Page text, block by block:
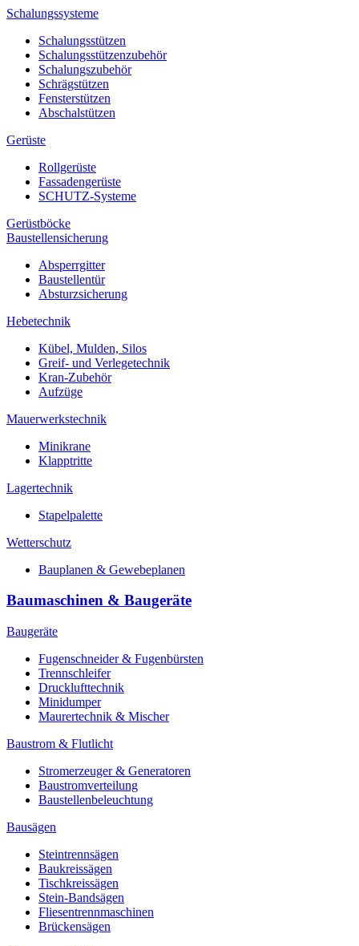
Schalungssysteme
Schalungsstützen
Schalungsstützenzubehör
Schalungszubehör
Schrägstützen
Fensterstützen
Abschalstützen
Gerüste
Rollgerüste
Fassadengerüste
SCHUTZ-Systeme
Gerüstböcke
Baustellensicherung
Absperrgitter
Baustellentür
Absturzsicherung
Hebetechnik
Kübel, Mulden, Silos
Greif- und Verlegetechnik
Kran-Zubehör
Aufzüge
Mauerwerkstechnik
Minikrane
Klapptritte
Lagertechnik
Stapelpalette
Wetterschutz
Bauplanen & Gewebeplanen
Baumaschinen & Baugeräte
Baugeräte
Fugenschneider & Fugenbürsten
Trennschleifer
Drucklufttechnik
Minidumper
Maurertechnik & Mischer
Baustrom & Flutlicht
Stromerzeuger & Generatoren
Baustromverteilung
Baustellenbeleuchtung
Bausägen
Steintrennsägen
Baukreissägen
Tischkreissägen
Stein-Bandsägen
Fliesentrennmaschinen
Brückensägen